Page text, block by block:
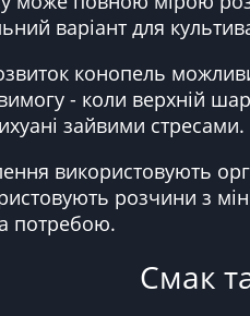
варіант для
конопель
- коли верхній
зайвими стресами.
використовують
розчини з
потребою.
Смак